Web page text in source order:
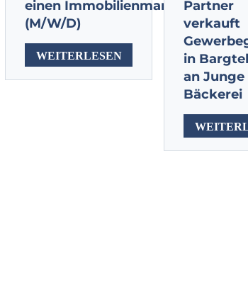
einen Immobilienmanager
(M/W/D)
WEITERLESEN
Partner
verkauft
in
an Junge
Bäckerei